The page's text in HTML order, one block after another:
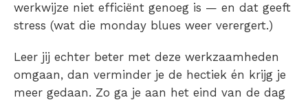
werkwijze niet efficiënt genoeg is — en dat geeft
stress (wat die monday blues weer verergert.)
Leer jij echter beter met deze werkzaamheden
omgaan, dan verminder je de hectiek én krijg je
meer gedaan. Zo ga je aan het eind van de dag